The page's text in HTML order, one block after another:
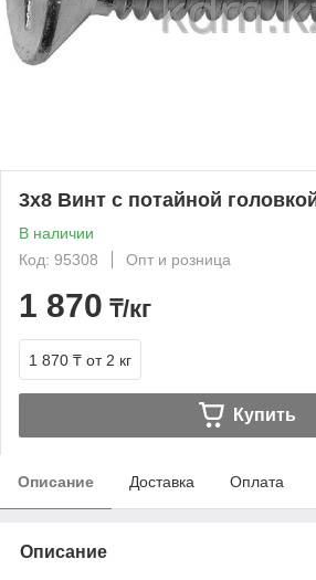
3х8 Винт с потайной
В наличии
Код: 95308
Опт и розница
1 870 ₸/кг
1 870 ₸ от 2 кг
Купить
Описание Доставка Оплата
Описание